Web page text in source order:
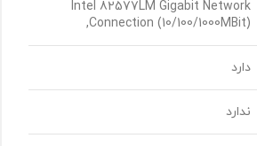
Intel 82577LM Gigabit Network
Connection (10/100/1000MBit),
دارد
ندارد